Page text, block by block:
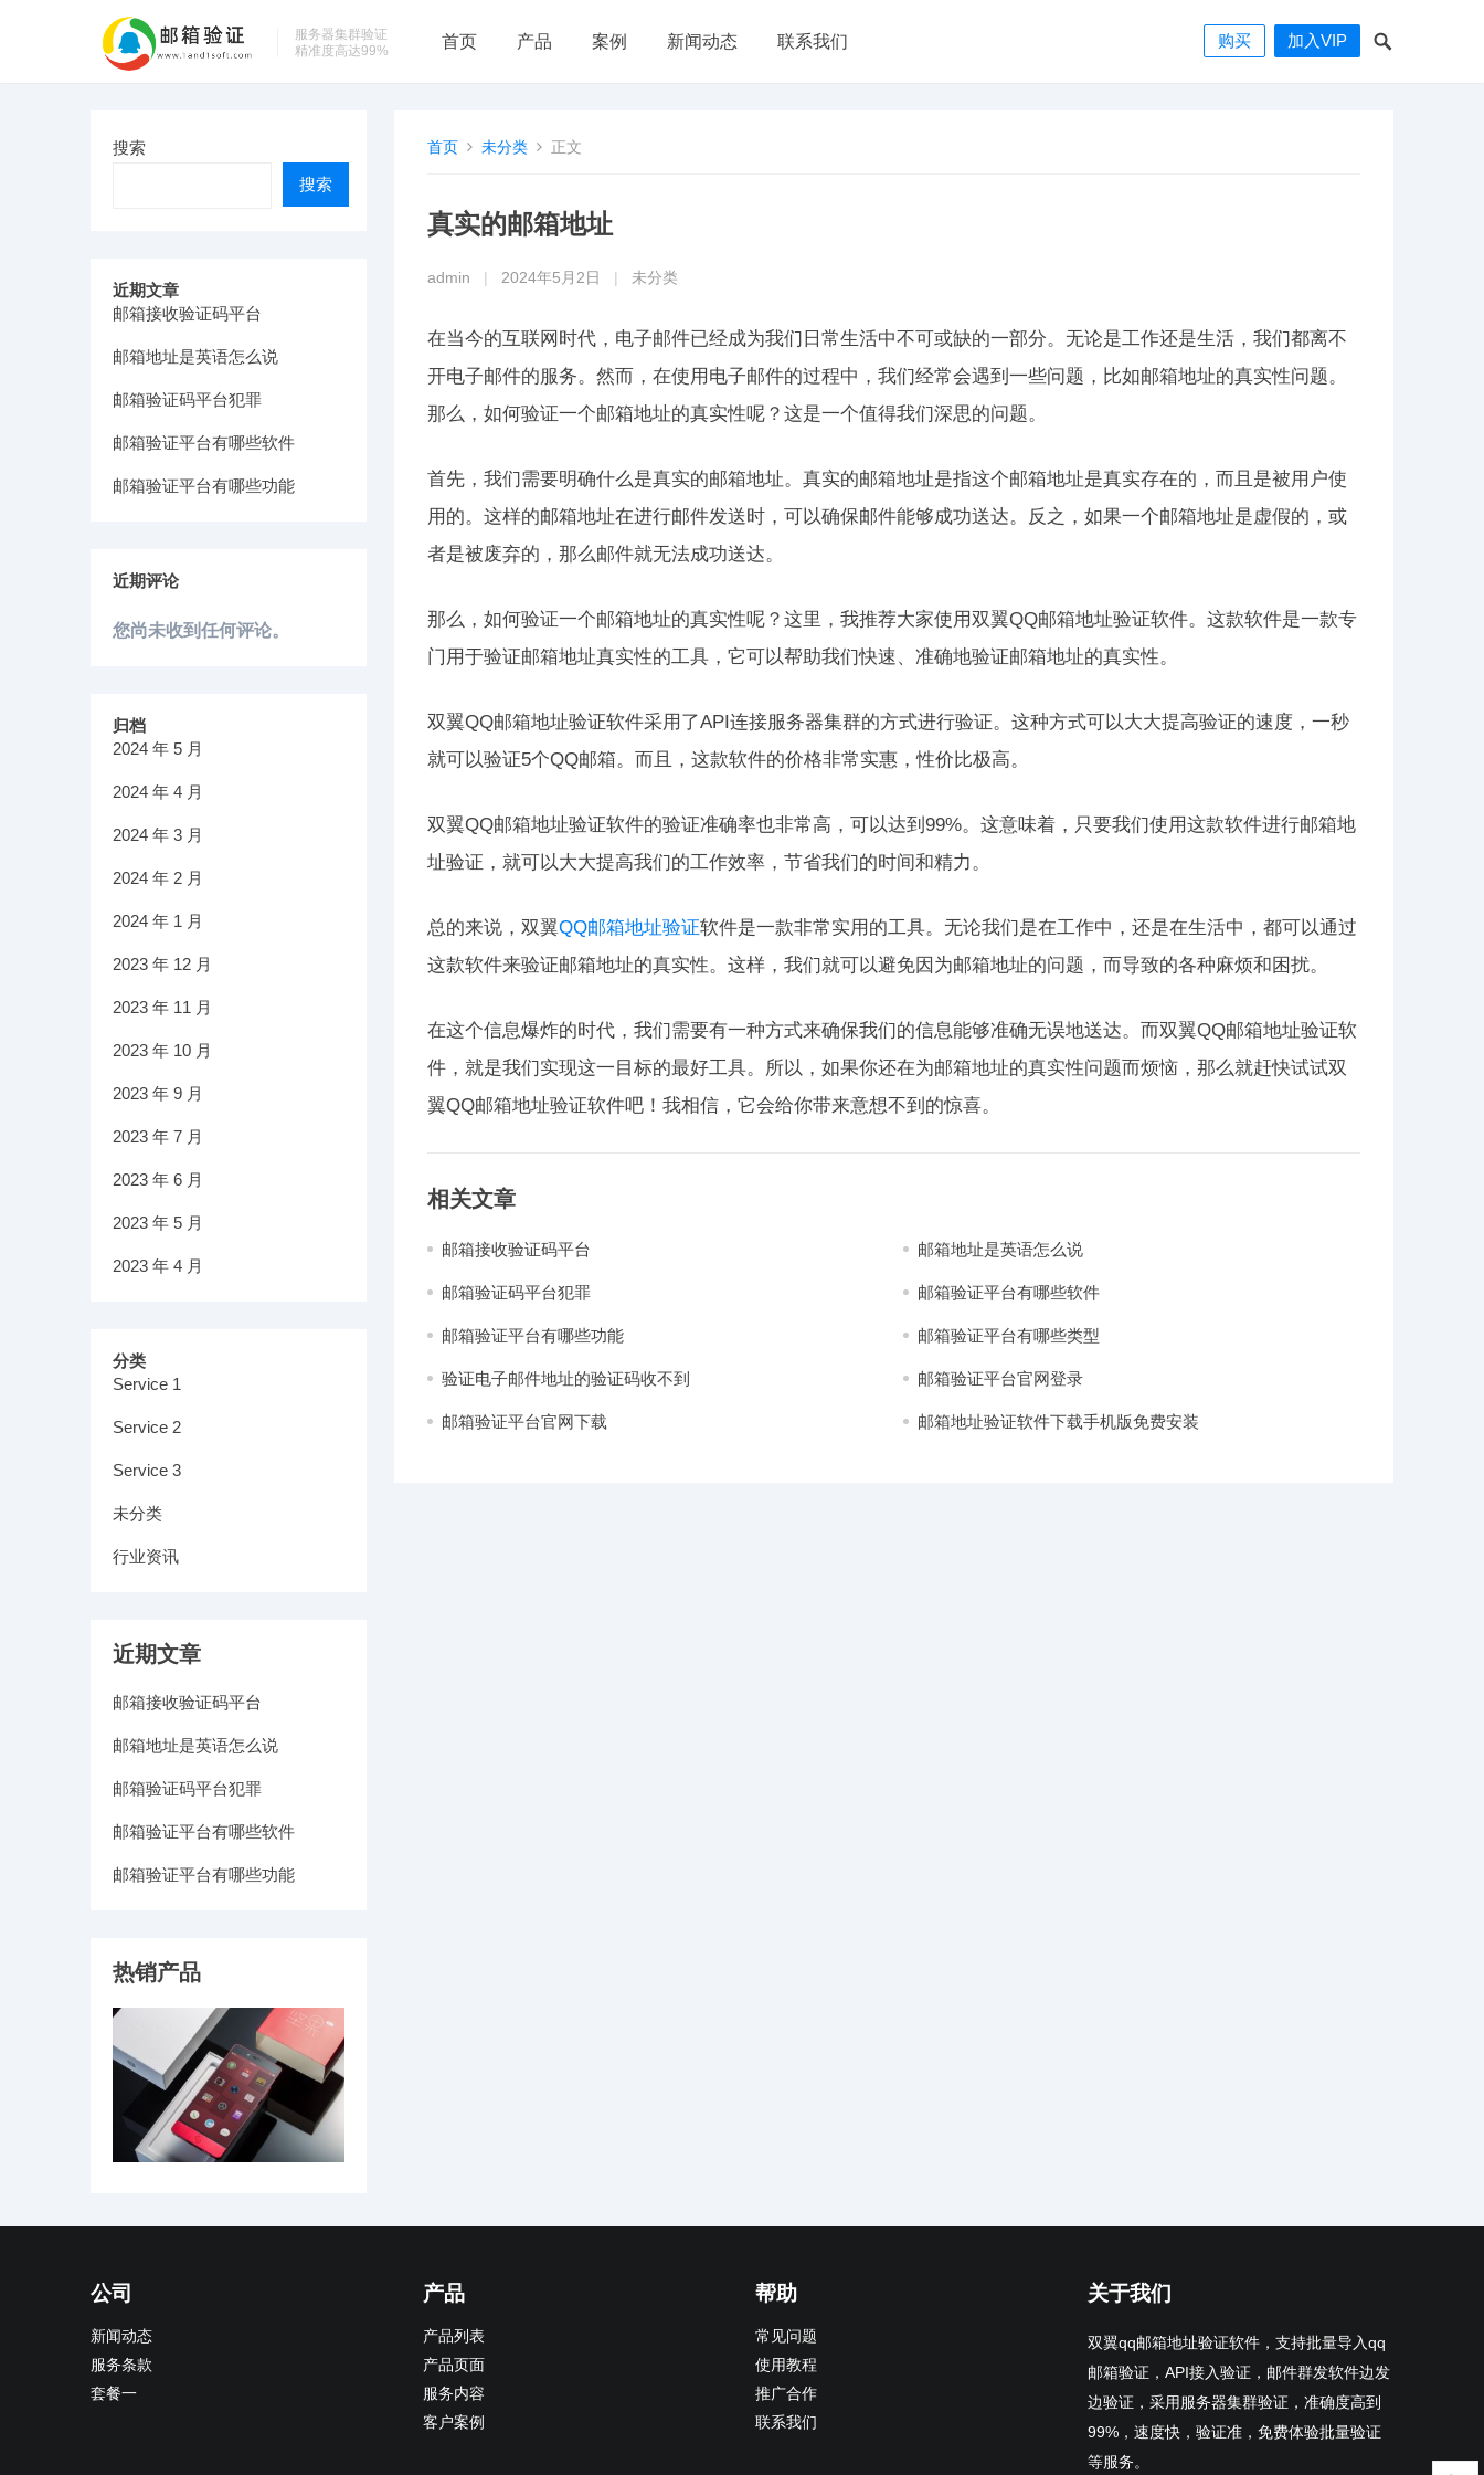
服务器集群验证
精准度高达99%
首页 产品 案例 新闻动态 联系我们 购买 加入VIP
首页 未分类 正文
真实的邮箱地址
admin 2024年5月2日 未分类
在当今的互联网时代，电子邮件已经成为我们日常生活中不可或缺的一部分。无论是工作还是生活，我们都离不
开电子邮件的服务。然而，在使用电子邮件的过程中，我们经常会遇到一些问题，比如邮箱地址的真实性问题。
那么，如何验证一个邮箱地址的真实性呢？这是一个值得我们深思的问题。
首先，我们需要明确什么是真实的邮箱地址。真实的邮箱地址是指这个邮箱地址是真实存在的，而且是被用户使
用的。这样的邮箱地址在进行邮件发送时，可以确保邮件能够成功送达。反之，如果一个邮箱地址是虚假的，或
者是被废弃的，那么邮件就无法成功送达。
那么，如何验证一个邮箱地址的真实性呢？这里，我推荐大家使用双翼QQ邮箱地址验证软件。这款软件是一款专
门用于验证邮箱地址真实性的工具，它可以帮助我们快速、准确地验证邮箱地址的真实性。
双翼QQ邮箱地址验证软件采用了API连接服务器集群的方式进行验证。这种方式可以大大提高验证的速度，一秒
就可以验证5个QQ邮箱。而且，这款软件的价格非常实惠，性价比极高。
双翼QQ邮箱地址验证软件的验证准确率也非常高，可以达到99%。这意味着，只要我们使用这款软件进行邮箱地
址验证，就可以大大提高我们的工作效率，节省我们的时间和精力。
总的来说，双翼QQ邮箱地址验证软件是一款非常实用的工具。无论我们是在工作中，还是在生活中，都可以通过
这款软件来验证邮箱地址的真实性。这样，我们就可以避免因为邮箱地址的问题，而导致的各种麻烦和困扰。
在这个信息爆炸的时代，我们需要有一种方式来确保我们的信息能够准确无误地送达。而双翼QQ邮箱地址验证软
件，就是我们实现这一目标的最好工具。所以，如果你还在为邮箱地址的真实性问题而烦恼，那么就赶快试试双
翼QQ邮箱地址验证软件吧！我相信，它会给你带来意想不到的惊喜。
相关文章
邮箱接收验证码平台 邮箱地址是英语怎么说
邮箱验证码平台犯罪 邮箱验证平台有哪些软件
邮箱验证平台有哪些功能 邮箱验证平台有哪些类型
验证电子邮件地址的验证码收不到 邮箱验证平台官网登录
邮箱验证平台官网下载 邮箱地址验证软件下载手机版免费安装
搜索
搜索
近期文章
邮箱接收验证码平台
邮箱地址是英语怎么说
邮箱验证码平台犯罪
邮箱验证平台有哪些软件
邮箱验证平台有哪些功能
近期评论
您尚未收到任何评论。
归档
2024 年 5 月
2024 年 4 月
2024 年 3 月
2024 年 2 月
2024 年 1 月
2023 年 12 月
2023 年 11 月
2023 年 10 月
2023 年 9 月
2023 年 7 月
2023 年 6 月
2023 年 5 月
2023 年 4 月
分类
Service 1
Service 2
Service 3
未分类
行业资讯
近期文章
邮箱接收验证码平台
邮箱地址是英语怎么说
邮箱验证码平台犯罪
邮箱验证平台有哪些软件
邮箱验证平台有哪些功能
热销产品
公司
新闻动态
服务条款
套餐一
产品
产品列表
产品页面
服务内容
客户案例
帮助
常见问题
使用教程
推广合作
联系我们
关于我们
双翼qq邮箱地址验证软件，支持批量导入qq
邮箱验证，API接入验证，邮件群发软件边发
边验证，采用服务器集群验证，准确度高到
99%，速度快，验证准，免费体验批量验证
等服务。